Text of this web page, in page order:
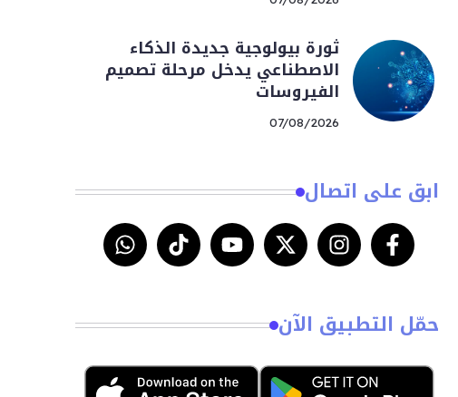
ثورة بيولوجية جديدة الذكاء
الاصطناعي يدخل مرحلة تصميم
الفيروسات
07/08/2026
ابق على اتصال
حمّل التطبيق الآن